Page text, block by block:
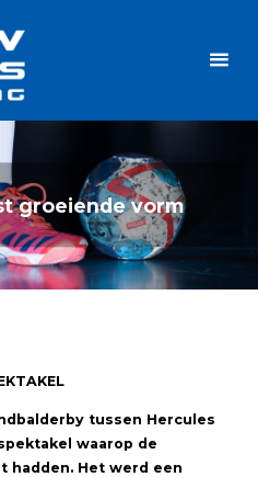
groeiende vorm
tussen Hercules
waarop de
hadden. Het werd een